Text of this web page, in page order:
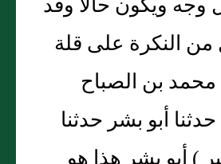
النكرة على قلة
محمد بن الصباح
أبو بشر حدثنا